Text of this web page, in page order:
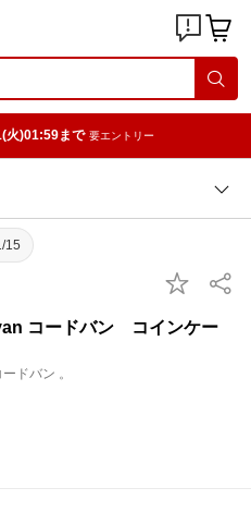
火)01:59まで 要エントリー
15
コードバン コインケー
ドバン 。